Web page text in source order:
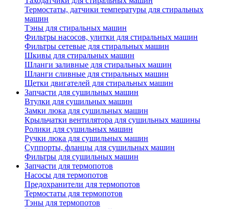
Термостаты, датчики температуры для стиральных
машин
Тэны для стиральных машин
Фильтры насосов, улитки для стиральных машин
Фильтры сетевые для стиральных машин
Шкивы для стиральных машин
Шланги заливные для стиральных машин
Шланги сливные для стиральных машин
Щетки двигателей для стиральных машин
Запчасти для сушильных машин
Втулки для сушильных машин
Замки люка для сушильных машин
Крыльчатки вентилятора для сушильных машины
Ролики для сушильных машин
Ручки люка для сушильных машин
Суппорты, фланцы для сушильных машин
Фильтры для сушильных машин
Запчасти для термопотов
Насосы для термопотов
Предохранители для термопотов
Термостаты для термопотов
Тэны для термопотов